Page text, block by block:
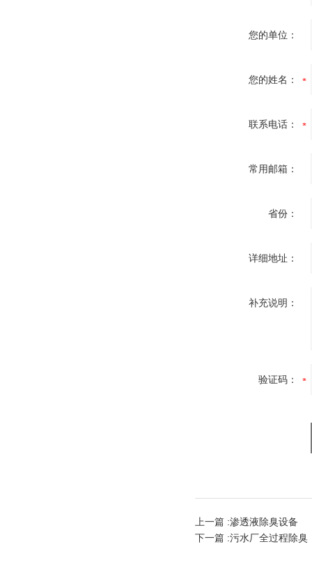
您的单位：
您的姓名：
联系电话：
常用邮箱：
省份：
详细地址：
补充说明：
验证码：
上一篇 :渗透液除臭设备
下一篇 :污水厂全过程除臭